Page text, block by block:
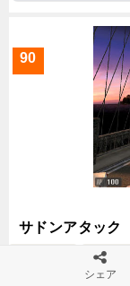
90
サドンアタック
サービ
シェア